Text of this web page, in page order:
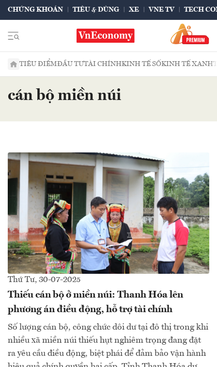
CHỨNG KHOÁN TIÊU & DÙNG XE VNE TV TECH
TIÊU ĐIỂMĐẦU TƯTÀI CHÍNHKINH TẾ SỐKINH TẾ XANH
cán bộ miền núi
Thứ Tư, 30-07-2025
Thiếu cán bộ ở miền núi: Thanh Hóa lên
phương án điều động, hỗ trợ tài chính
Số lượng cán bộ, công chức dôi dư tại đô thị trong khi
nhiều xã miền núi thiếu hụt nghiêm trọng đang đặt
ra yêu cầu điều động, biệt phái để đảm bảo vận hành